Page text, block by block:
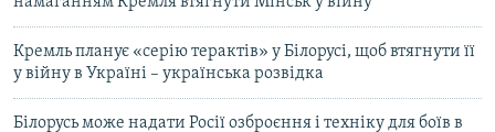
Кремль планує «серію терактів» у Білорусі, щоб втягнути її
у війну в Україні – українська розвідка
Білорусь може надати Росії озброєння і техніку для боїв в